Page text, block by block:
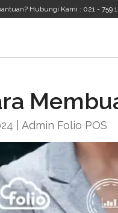
Hubungi Kami : 021 - 759
| Admin Folio POS